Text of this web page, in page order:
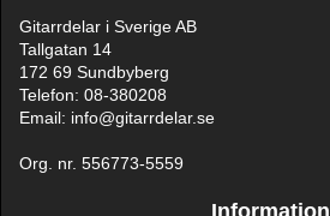
Gitarrdelar i Sverige AB
Tallgatan 14
172 69 Sundbyberg
Telefon: 08-380208
Email: info@gitarrdelar.se
Org. nr. 556773-5559
Information